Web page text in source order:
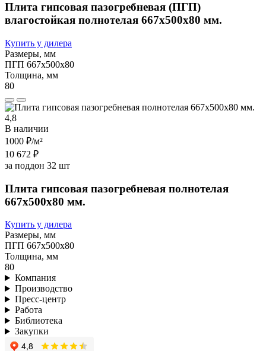
Плита гипсовая пазогребневая (ПГП)
влагостойкая полнотелая 667х500х80 мм.
Купить у дилера
Размеры, мм
ПГП 667х500х80
Толщина, мм
80
4,8
В наличии
1000 ₽/м²
10 672 ₽
за поддон 32 шт
Плита гипсовая пазогребневая полнотелая
667х500х80 мм.
Купить у дилера
Размеры, мм
ПГП 667х500х80
Толщина, мм
80
Компания
Производство
Пресс-центр
Работа
Библиотека
Закупки